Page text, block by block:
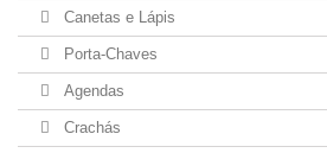
Canetas e Lápis
Porta-Chaves
Agendas
Crachás